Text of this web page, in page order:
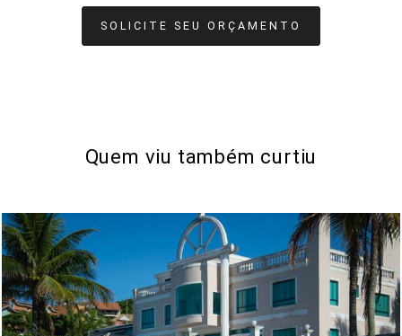
SOLICITE SEU ORÇAMENTO
Quem viu também curtiu